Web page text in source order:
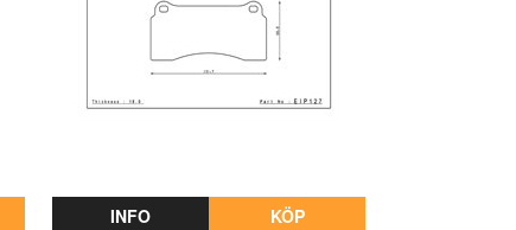
INFO KÖP